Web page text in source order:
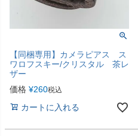
【同梱専用】カメラピアス ス
ワロフスキー/クリスタル 茶レ
ザー
価格 ¥260税込
カートに入れる